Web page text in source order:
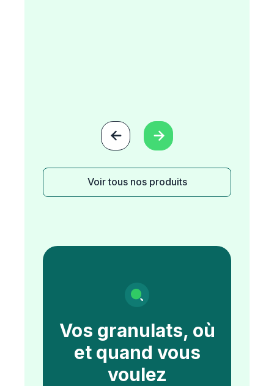
 
Voir tous nos produits
Vos granulats, où
et quand vous
voulez